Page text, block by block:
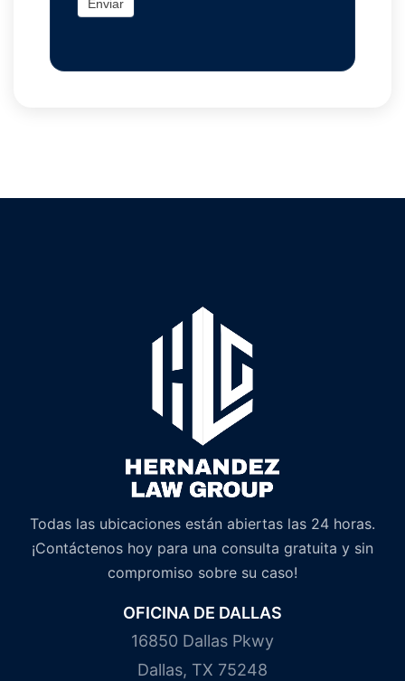
Enviar
Todas las ubicaciones están abiertas las 24 horas.
¡Contáctenos hoy para una consulta gratuita y sin
compromiso sobre su caso!
OFICINA DE DALLAS
16850 Dallas Pkwy
Dallas, TX 75248